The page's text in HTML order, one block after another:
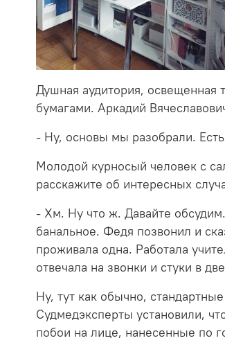
Душная аудитория,
бумагами. Аркадий
- Ну, основы мы разобрали.
Молодой курносый человек с
расскажите об интересных
- Хм. Ну что ж. Давайте
банальное. Федя позвонил и
проживала одна. Работала
отвечала на звонки и стуки в
Ну, тут как обычно,
Судмедэксперты установили,
побои на лице, нанесенные по